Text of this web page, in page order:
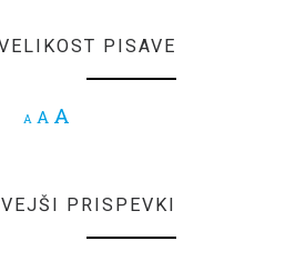
PISAVE
A Decrease font size.
A Reset font size.
A
PRISPEVKI